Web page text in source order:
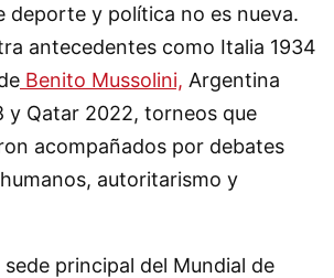
deporte y política no es nueva.
antecedentes como Italia 1934
Benito Mussolini, Argentina
y Qatar 2022, torneos que
acompañados por debates
autoritarismo y
principal del Mundial de